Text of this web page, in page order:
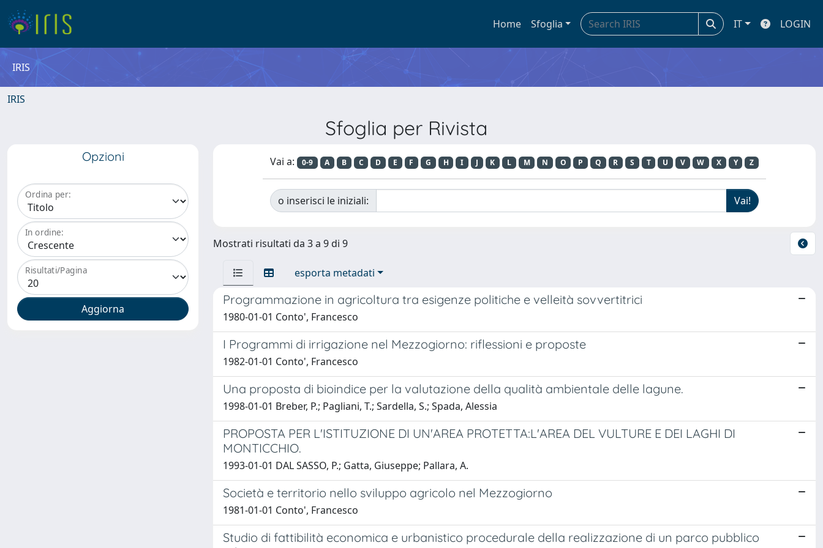
Home Sfoglia IT LOGIN
IRIS
IRIS
Sfoglia per Rivista
Opzioni
Ordina per:
In ordine:
Risultati/Pagina
Vai a: 0-9 A B C D E F G H I J K L M N O P Q R S T U V W X Y Z
o inserisci le iniziali:
Mostrati risultati da 3 a 9 di 9
esporta metadati
Programmazione in agricoltura tra esigenze politiche e velleità sovvertitrici
1980-01-01 Conto', Francesco
I Programmi di irrigazione nel Mezzogiorno: riflessioni e proposte
1982-01-01 Conto', Francesco
Una proposta di bioindice per la valutazione della qualità ambientale delle lagune.
1998-01-01 Breber, P.; Pagliani, T.; Sardella, S.; Spada, Alessia
PROPOSTA PER L'ISTITUZIONE DI UN'AREA PROTETTA:L'AREA DEL VULTURE E DEI LAGHI DI
MONTICCHIO.
1993-01-01 DAL SASSO, P.; Gatta, Giuseppe; Pallara, A.
Società e territorio nello sviluppo agricolo nel Mezzogiorno
1981-01-01 Conto', Francesco
Studio di fattibilità economica e urbanistico procedurale della realizzazione di un parco pubblico